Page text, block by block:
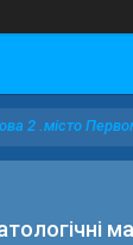
2 .місто